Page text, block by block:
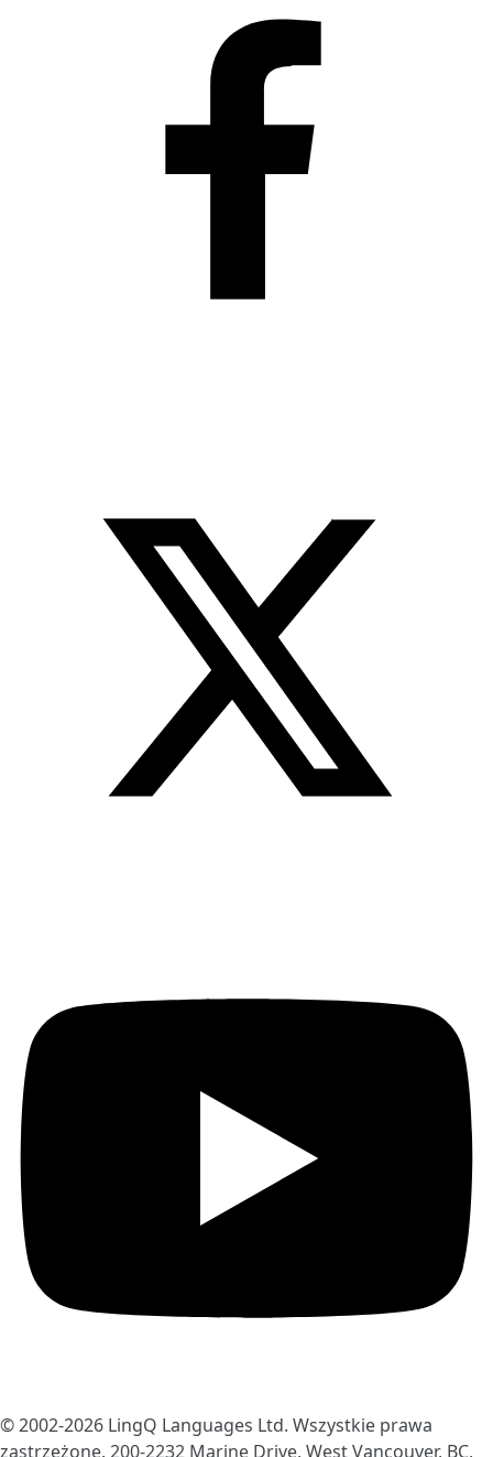
© 2002-2026 LingQ Languages Ltd. Wszystkie prawa
zastrzeżone. 200-2232 Marine Drive, West Vancouver, BC,